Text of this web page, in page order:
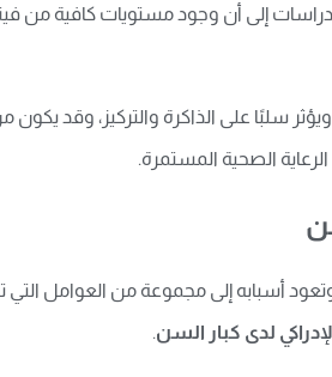
إلى أن وجود مستويات كافية من
سلبًا على الذاكرة والتركيز، وقد يكون
الصحية المستمرة.
أسبابه إلى مجموعة من العوامل
لدى كبار السن.